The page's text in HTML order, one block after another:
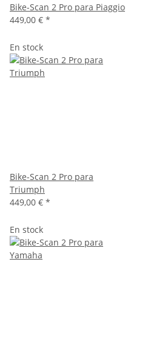
Bike-Scan 2 Pro para Piaggio
449,00 € *
En stock
Bike-Scan 2 Pro para
Triumph
449,00 € *
En stock